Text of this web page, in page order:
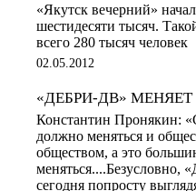
«Якутск вечерний»
шестидесяти тысяч.
всего 280 тысяч человек
02.05.2012
«ДЕБРИ-ДВ» МЕНЯЕТ
Константин Пронякин:
должно меняться и
обществом, а это
меняться....Безусловно,
сегодня попросту